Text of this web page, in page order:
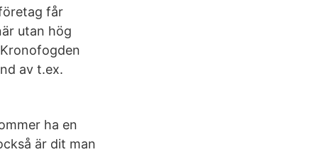
får
utan hög
av t.ex.
ha en
är dit man